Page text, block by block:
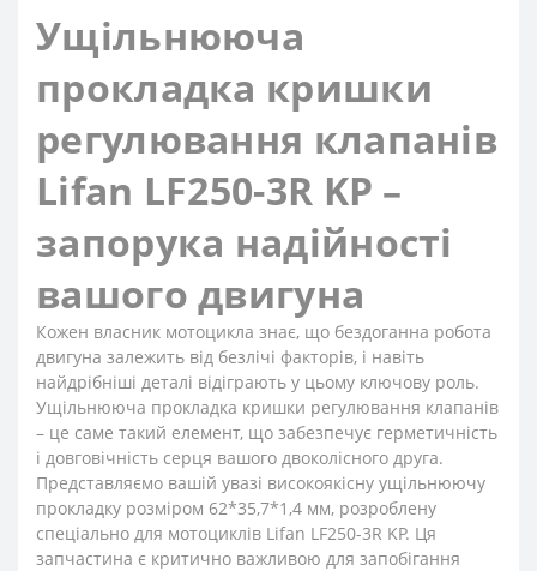
Ущільнююча
прокладка кришки
регулювання клапанів
Lifan LF250-3R KP –
запорука надійності
вашого двигуна
Кожен власник мотоцикла знає, що бездоганна робота
двигуна залежить від безлічі факторів, і навіть
найдрібніші деталі відіграють у цьому ключову роль.
Ущільнююча прокладка кришки регулювання клапанів
– це саме такий елемент, що забезпечує герметичність
і довговічність серця вашого двоколісного друга.
Представляємо вашій увазі високоякісну ущільнюючу
прокладку розміром 62*35,7*1,4 мм, розроблену
спеціально для мотоциклів Lifan LF250-3R KP. Ця
запчастина є критично важливою для запобігання